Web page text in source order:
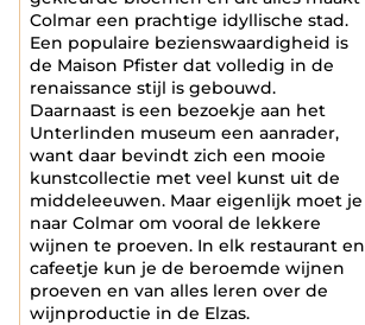
Colmar een prachtige idyllische stad.
Een populaire bezienswaardigheid is
de Maison Pfister dat volledig in de
renaissance stijl is gebouwd.
Daarnaast is een bezoekje aan het
Unterlinden museum een aanrader,
want daar bevindt zich een mooie
kunstcollectie met veel kunst uit de
middeleeuwen. Maar eigenlijk moet je
naar Colmar om vooral de lekkere
wijnen te proeven. In elk restaurant en
cafeetje kun je de beroemde wijnen
proeven en van alles leren over de
wijnproductie in de Elzas.